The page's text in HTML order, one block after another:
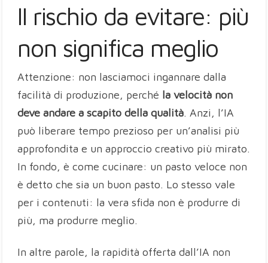
Il rischio da evitare: più
non significa meglio
Attenzione: non lasciamoci ingannare dalla
facilità di produzione, perché la velocità non
deve andare a scapito della qualità. Anzi, l’IA
può liberare tempo prezioso per un’analisi più
approfondita e un approccio creativo più mirato.
In fondo, è come cucinare: un pasto veloce non
è detto che sia un buon pasto. Lo stesso vale
per i contenuti: la vera sfida non è produrre di
più, ma produrre meglio.
In altre parole, la rapidità offerta dall’IA non